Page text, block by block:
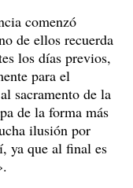
comenzó
de ellos recuerda
los días previos,
para el
sacramento de la
de la forma más
ilusión por
ya que al final es